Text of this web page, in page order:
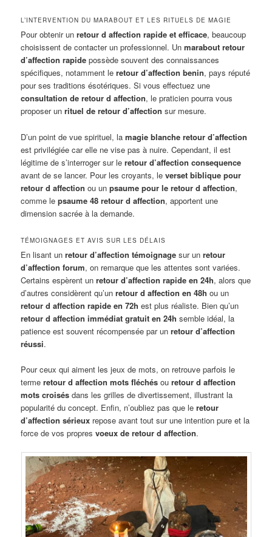
L’INTERVENTION DU MARABOUT ET LES RITUELS DE MAGIE
Pour obtenir unretour d affection rapide et efficace, beaucoup
choisissent de contacter un professionnel. Unmarabout retour
d’affection rapide possède souvent des connaissances
spécifiques, notamment leretour d’affection benin, pays réputé
pour ses traditions ésotériques. Si vous effectuez une
consultation de retour d affection, le praticien pourra vous
proposer unrituel de retour d’affection sur mesure.
D’un point de vue spirituel, lamagie blanche retour d’affection
est privilégiée car elle ne vise pas à nuire. Cependant, il est
légitime de s’interroger sur leretour d’affection consequence
avant de se lancer. Pour les croyants, leverset biblique pour
retour d affection ou unpsaume pour le retour d affection,
comme lepsaume 48 retour d affection, apportent une
dimension sacrée à la demande.
TÉMOIGNAGES ET AVIS SUR LES DÉLAIS
En lisant unretour d’affection témoignage sur unretour
d’affection forum, on remarque que les attentes sont variées.
Certains espèrent unretour d’affection rapide en 24h, alors que
d’autres considèrent qu’unretour d affection en 48h ou un
retour d affection rapide en 72h est plus réaliste. Bien qu’un
retour d affection immédiat gratuit en 24h semble idéal, la
patience est souvent récompensée par unretour d’affection
réussi.
Pour ceux qui aiment les jeux de mots, on retrouve parfois le
termeretour d affection mots fléchés ouretour d affection
mots croisés dans les grilles de divertissement, illustrant la
popularité du concept. Enfin, n’oubliez pas que leretour
d’affection sérieux repose avant tout sur une intention pure et la
force de vos propresvoeux de retour d affection.